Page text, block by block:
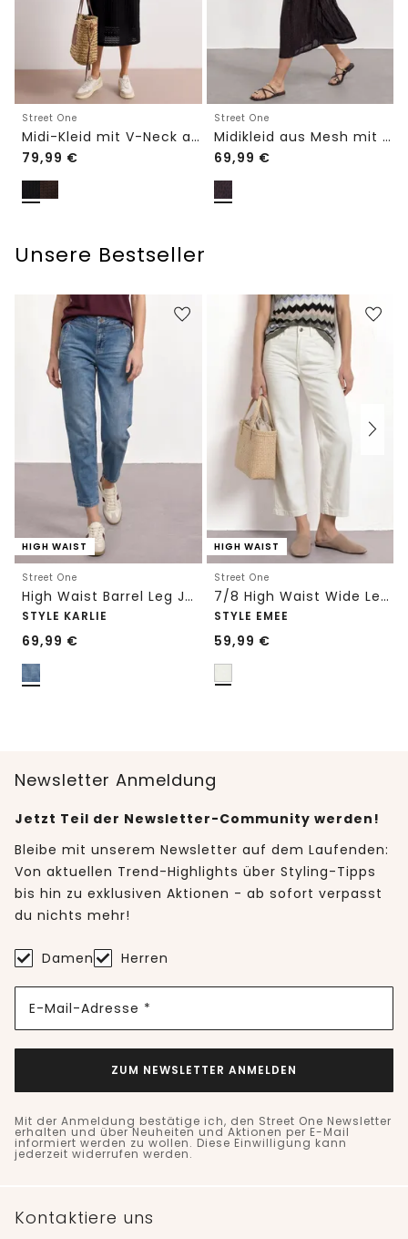
Street One
Midi-Kleid mit V-Neck aus Spitze
79,99 €
Street One
Midikleid aus Mesh mit Leo-Print
69,99 €
Unsere Bestseller
HIGH WAIST
Street One
High Waist Barrel Leg Jeans im Loose Fit
STYLE KARLIE
69,99 €
HIGH WAIST
Street One
7/8 High Waist Wide Leg Jeans im Loose Fit
STYLE EMEE
59,99 €
Newsletter Anmeldung
Jetzt Teil der Newsletter-Community werden!
Bleibe mit unserem Newsletter auf dem Laufenden:
Von aktuellen Trend-Highlights über Styling-Tipps
bis hin zu exklusiven Aktionen - ab sofort verpasst
du nichts mehr!
Damen Herren
E-Mail-Adresse *
ZUM NEWSLETTER ANMELDEN
Mit der Anmeldung bestätige ich, den Street One Newsletter
erhalten und über Neuheiten und Aktionen per E-Mail
informiert werden zu wollen. Diese Einwilligung kann
jederzeit widerrufen werden.
Kontaktiere uns